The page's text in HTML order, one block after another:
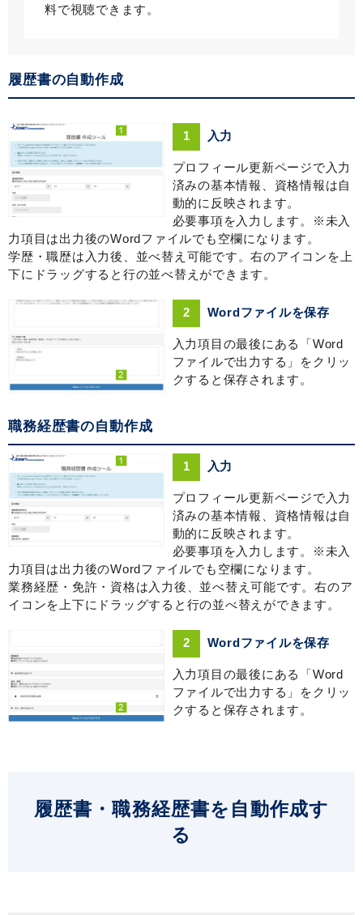
料で視聴できます。
履歴書の自動作成
1 入力
プロフィール更新ページで入力
済みの基本情報、資格情報は自
動的に反映されます。
必要事項を入力します。※未入
力項目は出力後のWordファイルでも空欄になります。
学歴・職歴は入力後、並べ替え可能です。右のアイコンを上
下にドラッグすると行の並べ替えができます。
2 Wordファイルを保存
入力項目の最後にある「Word
ファイルで出力する」をクリッ
クすると保存されます。
職務経歴書の自動作成
1 入力
プロフィール更新ページで入力
済みの基本情報、資格情報は自
動的に反映されます。
必要事項を入力します。※未入
力項目は出力後のWordファイルでも空欄になります。
業務経歴・免許・資格は入力後、並べ替え可能です。右のア
イコンを上下にドラッグすると行の並べ替えができます。
2 Wordファイルを保存
入力項目の最後にある「Word
ファイルで出力する」をクリッ
クすると保存されます。
履歴書・職務経歴書を自動作成す
る